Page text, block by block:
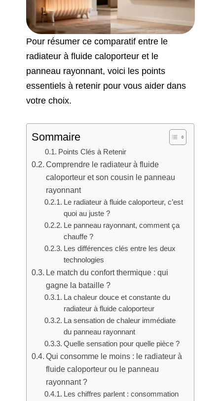
Pour résumer ce comparatif entre le
radiateur à fluide caloporteur et le
panneau rayonnant, voici les points
essentiels à retenir pour vous aider dans
votre choix.
Sommaire
Points Clés à Retenir
Comprendre le radiateur à fluide
caloporteur et son cousin le panneau
rayonnant
Le radiateur à fluide caloporteur, c’est
quoi au juste ?
Le panneau rayonnant, comment ça
chauffe ?
Les différences clés entre les deux
technologies
Le match du confort thermique : qui
gagne la bataille ?
La chaleur douce et constante du
radiateur à fluide caloporteur
La sensation de chaleur immédiate
du panneau rayonnant
Quelle sensation pour quelle pièce ?
Qui consomme le moins : le radiateur à
fluide caloporteur ou le panneau
rayonnant ?
Les chiffres parlent : consommation